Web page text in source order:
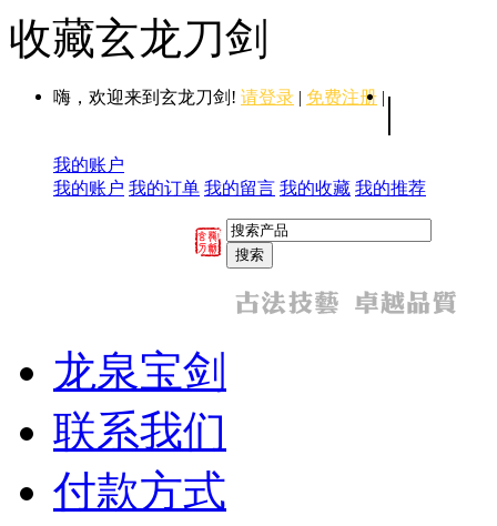
收藏玄龙刀剑
嗨，欢迎来到玄龙刀剑! 请登录 | 免费注册 | |
我的账户
我的账户 我的订单 我的留言 我的收藏 我的推荐
龙泉宝剑
联系我们
付款方式